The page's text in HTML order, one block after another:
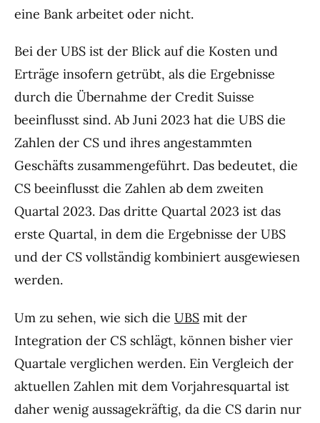
eine Bank arbeitet oder nicht.
Bei der UBS ist der Blick auf die Kosten und
Erträge insofern getrübt, als die Ergebnisse
durch die Übernahme der Credit Suisse
beeinflusst sind. Ab Juni 2023 hat die UBS die
Zahlen der CS und ihres angestammten
Geschäfts zusammengeführt. Das bedeutet, die
CS beeinflusst die Zahlen ab dem zweiten
Quartal 2023. Das dritte Quartal 2023 ist das
erste Quartal, in dem die Ergebnisse der UBS
und der CS vollständig kombiniert ausgewiesen
werden.
Um zu sehen, wie sich die UBS mit der
Integration der CS schlägt, können bisher vier
Quartale verglichen werden. Ein Vergleich der
aktuellen Zahlen mit dem Vorjahresquartal ist
daher wenig aussagekräftig, da die CS darin nur